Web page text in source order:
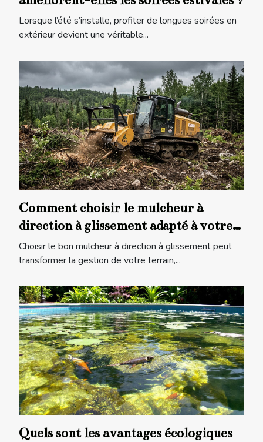
Lorsque l’été s’installe, profiter de longues soirées en
extérieur devient une véritable...
Comment choisir le mulcheur à
direction à glissement adapté à votre
terrain ?
Choisir le bon mulcheur à direction à glissement peut
transformer la gestion de votre terrain,...
Quels sont les avantages écologiques